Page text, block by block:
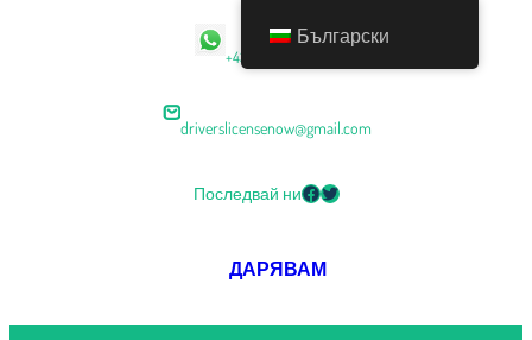
+43 68054000673
driverslicensenow@gmail.com
Последвай ни
ДАРЯВАМ
Български